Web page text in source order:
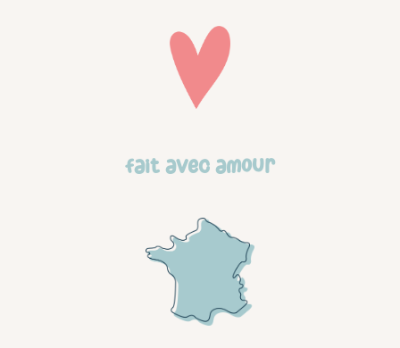
Fait avec amour